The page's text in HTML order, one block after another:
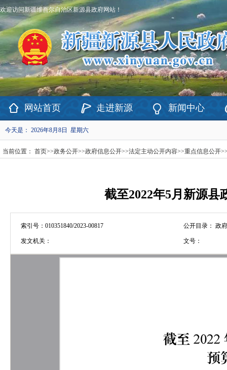
欢迎访问新疆维吾尔自治区新源县政府网站！
网站首页 走进新源 新闻中心
今天是： 2026年8月8日 星期六
当前位置： 首页>>政务公开>>政府信息公开>>法定主动公开内容>>重点信息公开
截至2022年5月新源
索引号： 010351840/2023-00817 公开目录： 政
发文机关： 文号：